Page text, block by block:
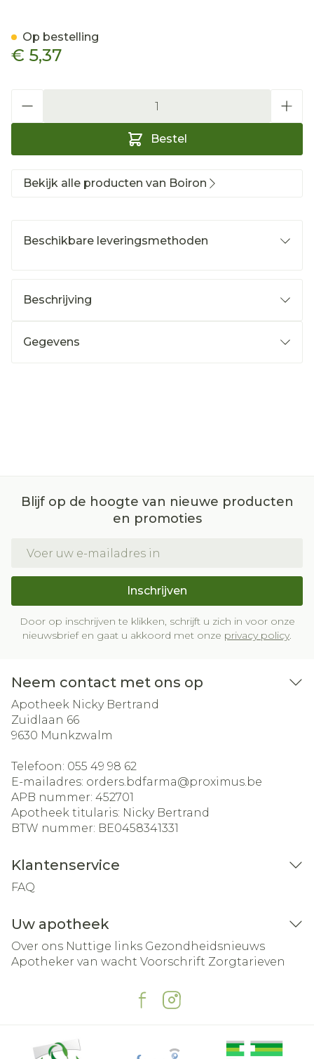
€ 5,37
Bestel
Op bestelling
Bekijk alle producten van Boiron
Beschikbare leveringsmethoden
Beschrijving
Gegevens
Blijf op de hoogte van nieuwe producten
en promoties
Inschrijven
Door op inschrijven te klikken, schrijft u zich in voor onze
nieuwsbrief en gaat u akkoord met onze privacy policy.
Neem contact met ons op
Apotheek Nicky Bertrand
Zuidlaan 66
9630 Munkzwalm
Telefoon: 055 49 98 62
E-mailadres: orders.bdfarma@proximus.be
APB nummer: 452701
Apotheek titularis: Nicky Bertrand
BTW nummer: BE0458341331
Klantenservice
FAQ
Uw apotheek
Over ons Nuttige links Gezondheidsnieuws
Apotheker van wacht Voorschrift Zorgtarieven